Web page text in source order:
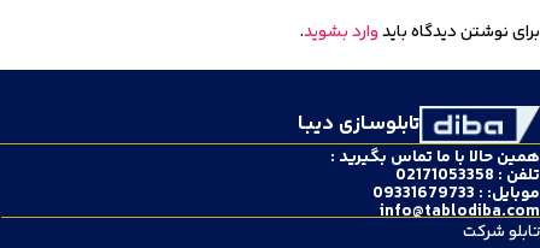
برای نوشتن دیدگاه بایدوارد بشوید.
تابلوسـازی دیبـا
همین حالا با ما تماس بگیرید :
تلفن : 02171053358
موبایل: : 09331679733
info@tablodiba.com
تابلو شرکت